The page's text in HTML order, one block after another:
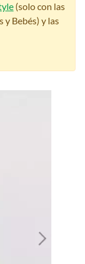
(solo con las
y Bebés) y las